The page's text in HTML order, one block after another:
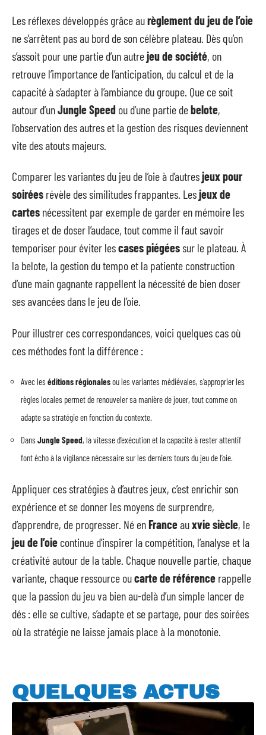
Les réflexes développés grâce aurèglement du jeu de l’oie
ne s’arrêtent pas au bord de son célèbre plateau. Dès qu’on
s’assoit pour une partie d’un autrejeu de société, on
retrouve l’importance de l’anticipation, du calcul et de la
capacité à s’adapter à l’ambiance du groupe. Que ce soit
autour d’unJungle Speed ou d’une partie debelote,
l’observation des autres et la gestion des risques deviennent
vite des atouts majeurs.
Comparer les variantes du jeu de l’oie à d’autresjeux pour
soirées révèle des similitudes frappantes. Lesjeux de
cartes nécessitent par exemple de garder en mémoire les
tirages et de doser l’audace, tout comme il faut savoir
temporiser pour éviter lescases piégéessur le plateau. À
la belote, la gestion du tempo et la patiente construction
d’une main gagnante rappellent la nécessité de bien doser
ses avancées dans le jeu de l’oie.
Pour illustrer ces correspondances, voici quelques cas où
ces méthodes font la différence :
Avec les éditions régionalesou les variantes médiévales, s’approprier les
règles locales permet de renouveler sa manière de jouer, tout comme on
adapte sa stratégie en fonction du contexte.
Dans Jungle Speed, la vitesse d’exécution et la capacité à rester attentif
font écho à la vigilance nécessaire sur les derniers tours du jeu de l’oie.
Appliquer ces stratégies à d’autres jeux, c’est enrichir son
expérience et se donner les moyens de surprendre,
d’apprendre, de progresser. Né enFranceauxvie siècle, le
jeu de l’oie continue d’inspirer la compétition, l’analyse et la
créativité autour de la table. Chaque nouvelle partie, chaque
variante, chaque ressource oucarte de référence rappelle
que la passion du jeu va bien au-delà d’un simple lancer de
dés : elle se cultive, s’adapte et se partage, pour des soirées
où la stratégie ne laisse jamais place à la monotonie.
QUELQUES ACTUS